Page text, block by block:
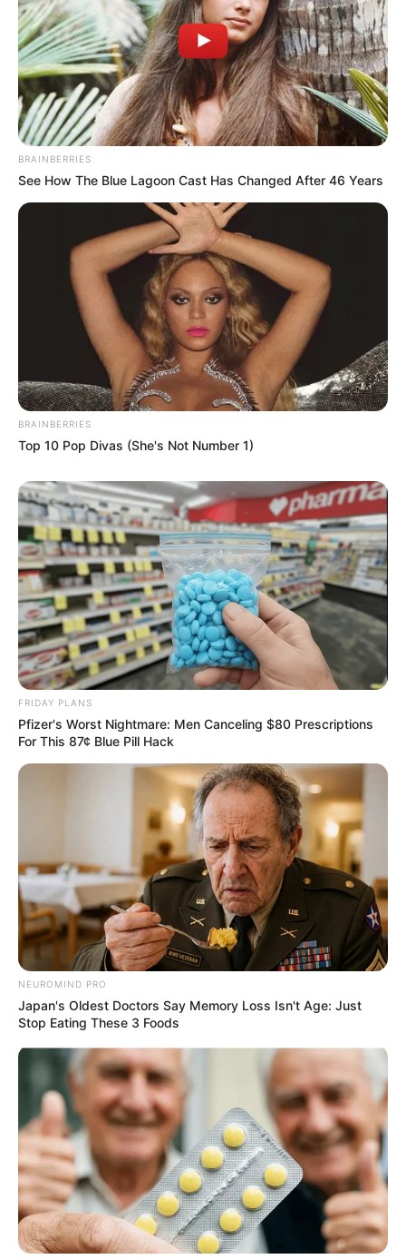
BRAINBERRIES
See How The Blue Lagoon Cast Has Changed After 46 Years
BRAINBERRIES
Top 10 Pop Divas (She's Not Number 1)
FRIDAY PLANS
Pfizer's Worst Nightmare: Men Canceling $80 Prescriptions
For This 87¢ Blue Pill Hack
NEUROMIND PRO
Japan's Oldest Doctors Say Memory Loss Isn't Age: Just
Stop Eating These 3 Foods